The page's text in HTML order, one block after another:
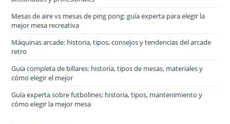
Mesas de aire vs mesas de ping pong: guía experta para elegir la
mejor mesa recreativa
Máquinas arcade: historia, tipos, consejos y tendencias del arcade
retro
Guía completa de billares: historia, tipos de mesas, materiales y
cómo elegir el mejor
Guía experta sobre futbolines: historia, tipos, mantenimiento y
cómo elegir la mejor mesa